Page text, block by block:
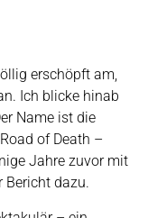
erschöpft am,
Ich blicke hinab
Name ist die
of Death –
Jahre zuvor mit
Bericht dazu.